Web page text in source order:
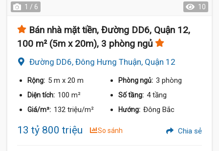
1 / 6 10
Bán nhà mặt tiền, Đường DD6, Quận 12,
100 m² (5m x 20m), 3 phòng ngủ
Đường DD6, Đông Hưng Thuận, Quận 12
Rộng: 5 m x 20 m Phòng ngủ: 3 phòng
Diện tích: 100 m² Số tầng: 4 tầng
Giá/m²: 132 triệu/m² Hướng: Đông Bắc
13 tỷ 800 triệu So sánh Chia sẻ